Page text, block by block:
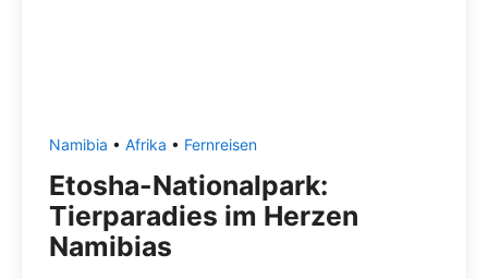
Namibia • Afrika • Fernreisen
Etosha-Nationalpark:
Tierparadies im Herzen
Namibias